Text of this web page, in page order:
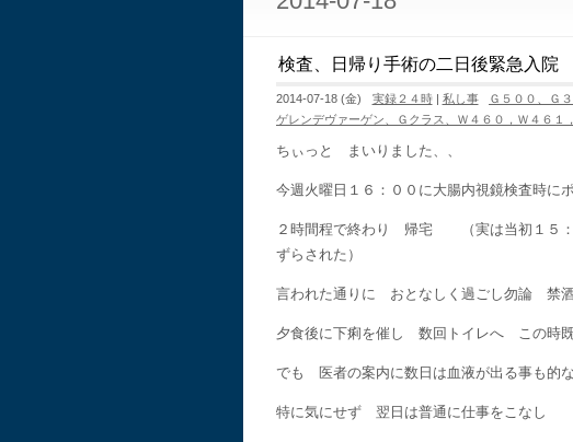
検査、日帰り手術の二日後緊急入院
2014-07-18 (金) 実録２４時| 私し事
Ｇ５００、Ｇ
ゲレンデヴァーゲン、Ｇクラス、Ｗ４６０，Ｗ４６１
ちぃっと まいりました、、
今週火曜日１６：００に大腸内視鏡検査時に
２時間程で終わり 帰宅 （実は当初１５：
ずらされた）
言われた通りに おとなしく過ごし勿論 禁
夕食後に下痢を催し 数回トイレへ この時
でも 医者の案内に数日は血液が出る事も的
特に気にせず 翌日は普通に仕事をこなし